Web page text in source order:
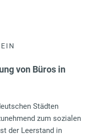
von Büros in
Städten
zum sozialen
der Leerstand in